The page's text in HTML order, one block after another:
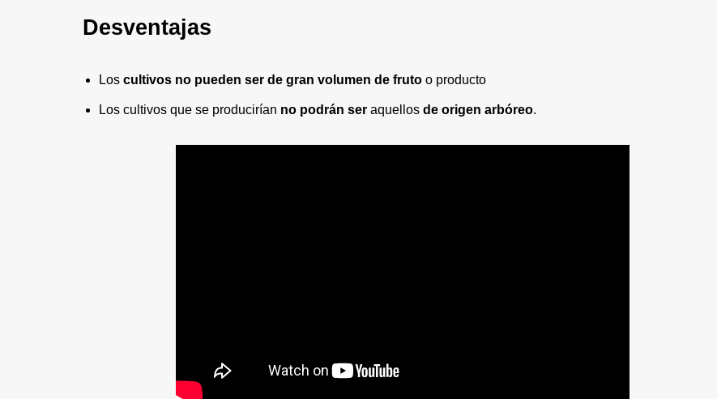
Desventajas
Los cultivos no pueden ser de gran volumen de fruto o producto
Los cultivos que se producirían no podrán ser aquellos de origen arbóreo.